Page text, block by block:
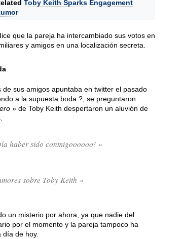
Toby Keith Sparks Engagement
que la pareja ha intercambiado sus votos en
y amigos en una localización secreta.
de sus amigos apuntaba en twitter el pasado
a la supuesta boda ?, se preguntaron
» de Toby Keith despertaron un aluvión de
haber sido conmigoooooo! »
sobre Toby Keith »
un misterio por ahora, ya que nadie del
por el momento y la pareja tampoco ha
día de hoy.